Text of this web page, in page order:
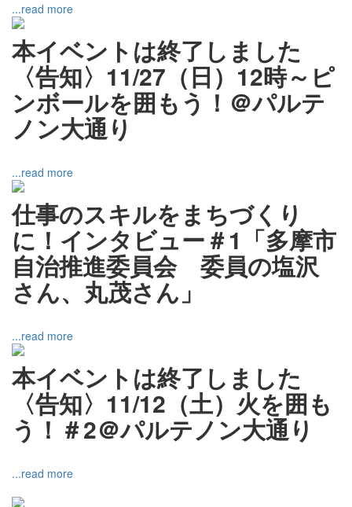
...read more
本イベントは終了しました
〈告知〉11/27（日）12時～ピ
ンボールを囲もう！＠パルテ
ノン大通り
...read more
仕事のスキルをまちづくり
に！インタビュー＃1「多摩市
自治推進委員会 委員の塩沢
さん、丸茂さん」
...read more
本イベントは終了しました
〈告知〉11/12（土）火を囲も
う！＃2＠パルテノン大通り
...read more